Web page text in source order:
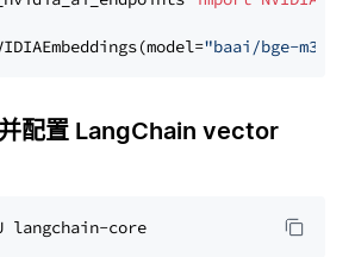
"baai/bge-m3"
配置 LangChain vector